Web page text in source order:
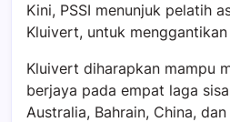
Kini, PSSI menunjuk pelatih
Kluivert, untuk
Kluivert diharapkan mampu
berjaya pada empat laga
Australia, Bahrain, China,